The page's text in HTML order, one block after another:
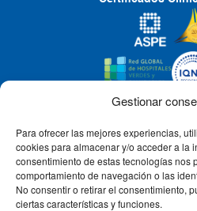
Gestionar
Para ofrecer las mejores experiencias,
cookies para almacenar y/o acceder a la
consentimiento de estas tecnologías nos
comportamiento de navegación o las
No consentir o retirar el consentimiento,
ciertas características y funciones.
CLÍNICA CEMTRO
QUIÉNES SOMOS